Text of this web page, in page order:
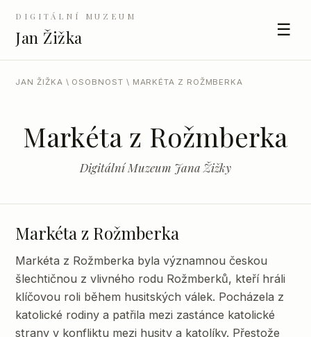
DIGITÁLNÍ MUZEUM
Jan Žižka ☰
JAN ŽIŽKA \ OSOBNOST \ MARKÉTA Z ROŽMBERKA
Markéta z Rožmberka
Digitální Muzeum Jana Žižky
Markéta z Rožmberka
Markéta z Rožmberka byla významnou českou
šlechtičnou z vlivného rodu Rožmberků, kteří hráli
klíčovou roli během husitských válek. Pocházela z
katolické rodiny a patřila mezi zastánce katolické
strany v konfliktu mezi husity a katolíky. Přestože